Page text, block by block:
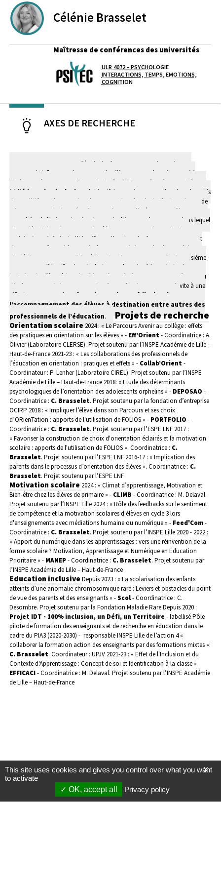
Célénie Brasselet
Maîtresse de conférences des universités
Laboratoire / équipe
ULR 4072 - PSYCHOLOGIE
INTERACTIONS, TEMPS, EMOTIONS,
COGNITION
AXES DE RECHERCHE
Mes travaux portent sur l’étude des facteurs personnels, sociaux et
contextuels influençant le parcours des élèves autour de trois axes : (1)
l’ orientation tout au long de la vie , (2) la motivation scolaire
(3) l’ éducation inclusive
. L'objectif du premier axe est d'analyser le poids
de ces différents facteurs dans la construction des choix d'orientation et de
mieux comprendre les mécanismes en jeu. Je m’intéresse par ailleurs aux
retombées de l'orientation (et plus particulièrement du contexte dans lequel
elle se déroule) sur le parcours des élèves. Concernant la motivation
scolaire (axe 2), il s’agit d’identifier et d’analyser les facteurs promouvant
des contextes favorables au développement de la motivation scolaire et
ainsi à l’engagement actif des élèves dans leur parcours. Enfin, le troisième
axe concerne l’dentification des leviers et obstacles à la scolarisation
inclusive des élèves à besoins éducatifs particuliers, tout en contribuant au
développement de leur autonomie. L’ensemble de ces travaux invite à une
réflexion en termes de
prévention et de remédiation dans
l’accompagnement des élèves à destination entre autres des
professionnels de l’éducation. Projets de recherche
Orientation scolaire 2024 : « Le Parcours Avenir au collège : effets
des pratiques en orientation sur les élèves » - Eff’Orient- Coordinatrice : A.
Olivier (Laboratoire CLERSE). Projet soutenu par l’INSPE Académie de Lille –
Haut-de-France 2021-23 : « Les collaborations des professionnels de
l’éducation en orientation : pratiques et effets » - Collab’Orient-
Coordinateur : P. Lenher (Laboratoire CIREL). Projet soutenu par l’INSPE
Académie de Lille – Haut-de-France 2018: « Etude des déterminants
psychologiques de l’orientation des adolescents orphelins » - DEPOSAO -
Coordinatrice : C. Brasselet. Projet soutenu par la fondation d’entreprise
OCIRP 2018 : « Impliquer l’élève dans son Parcours et ses choix
d’ORienTation : apports de l'utilisation de FOLIOS » - PORTFOLIO -
Coordinatrice : C. Brasselet. Projet soutenu par l’ESPE LNF 2017 :
« Favoriser la construction de choix d'orientation éclairés et la motivation
scolaire : apports de l'utilisation de FOLIOS ». Coordinatrice : C.
Brasselet. Projet soutenu par l’ESPE LNF 2016-17 : « Implication des
parents dans le processus d’orientation des élèves ». Coordinatrice : C.
Brasselet. Projet soutenu par l’ESPE LNF
Motivation scolaire 2024 : « Climat d’apprentissage, Motivation et
Bien-être chez les élèves de primaire » - CLIMB - Coordinatrice : M. Delaval.
Projet soutenu par l’INSPE Lille 2024 : « Rôle des feedbacks sur le sentiment
de compétence et la motivation scolaires d'élèves en cycle 3 lors
d'enseignements avec médiations humaine ou numérique » - Feed'Com-
Coordinatrice : C. Brasselet. Projet soutenu par l’INSPE Lille 2020 - 2022 :
« Apport du numérique dans les apprentissages : vers une réinvention de la
forme scolaire ? Motivation, Apprentissage et Numérique en Education
Prioritaire » - MANEP- Coordinatrice : C. Brasselet. Projet soutenu par
l’INSPE Académie de Lille – Haut-de-France
Education inclusive Depuis 2023 : « La scolarisation des enfants
atteints d’une anomalie chromosomique rare : Leviers et obstacles du point
de vue des parents et des enseignants » -Scol- Coordinatrice : C.
Desombre. Projet soutenu par la Fondation Maladie RareDepuis 2020 :
Projet IDT - 100% inclusion, un Défi, un Territoire - labellisé Pôle
pilote de formation des enseignants et de recherche en éducation dans le
cadre du PIA3 (2020-2030) - responsable INSPE Lille de l’action 4 «
collaborer la formation action des enseignants par des formations mixtes »:
C. Brasselet. Coordinateur : UPJV 2021-23 : « Effet de l'Inclusion et du
Contexte d'Apprentissage : Concept de soi et Identification à la classe » -
EFFICACI- Coordinatrice : M. Delaval. Projet soutenu par l’INSPE Académie
de Lille – Haut-de-France
X
This site uses cookies and gives you control over what you want
to activate
OK, accept all
Privacy policy